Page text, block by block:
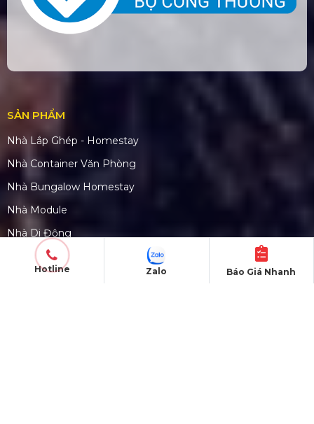
SẢN PHẨM
Nhà Lắp Ghép - Homestay
Nhà Container Văn Phòng
Nhà Bungalow Homestay
Nhà Module
Nhà Di Động
Gian Hàng Triển Lãm
Hotline Báo Giá Nhanh
Zalo